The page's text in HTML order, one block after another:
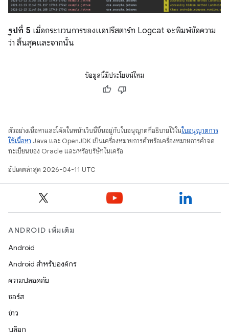
รูปที่ 5 เมื่อกระบวนการของแอปรีสตาร์ท Logcat จะพิมพ์ข้อความ
ว่า สิ้นสุดและจากนั้น
ข้อมูลนี้มีประโยชน์ไหม
ตัวอย่างเนื้อหาและโค้ดในหน้าเว็บนี้ขึ้นอยู่กับใบอนุญาตที่อธิบายไว้ในใบอนุญาตการ
ใช้เนื้อหา Java และ OpenJDK เป็นเครื่องหมายการค้าหรือเครื่องหมายการค้าจด
ทะเบียนของ Oracle และ/หรือบริษัทในเครือ
อัปเดตล่าสุด 2026-04-11 UTC
ANDROID เพิ่มเติม
Android
Android สำหรับองค์กร
ความปลอดภัย
ซอร์ส
ข่าว
บล็อก